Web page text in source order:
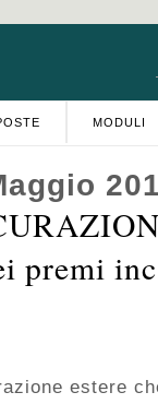
MODULI
premi
estere